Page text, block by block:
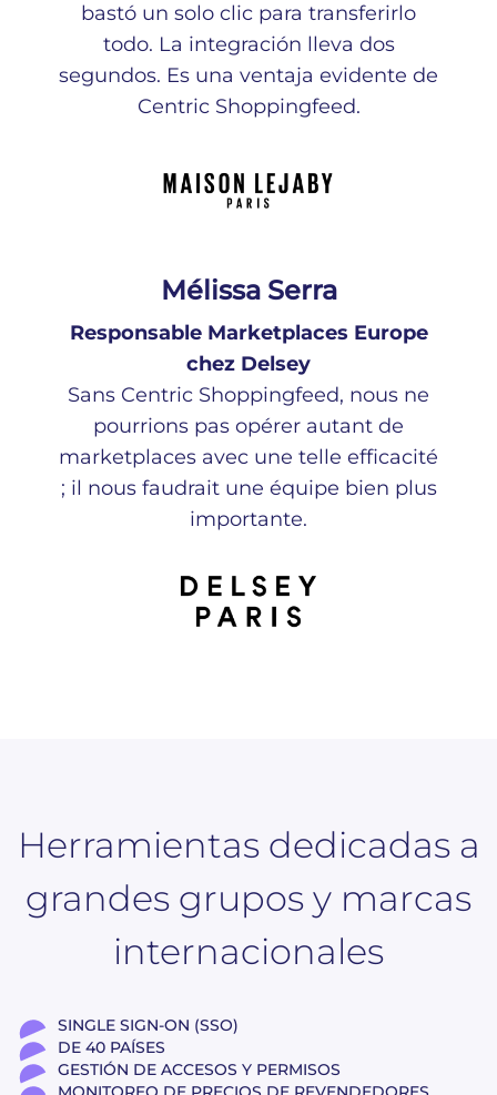
bastó un solo clic para transferirlo
todo. La integración lleva dos
segundos. Es una ventaja evidente de
Centric Shoppingfeed.
Mélissa Serra
Responsable Marketplaces Europe
chez Delsey
Sans Centric Shoppingfeed, nous ne
pourrions pas opérer autant de
marketplaces avec une telle efficacité
; il nous faudrait une équipe bien plus
importante.
Herramientas dedicadas a
grandes grupos y marcas
internacionales
SINGLE SIGN-ON (SSO)
DE 40 PAÍSES
GESTIÓN DE ACCESOS Y PERMISOS